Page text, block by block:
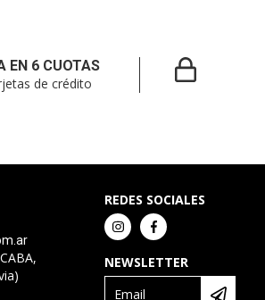
EN 6 CUOTAS
de crédito
REDES SOCIALES
NEWSLETTER